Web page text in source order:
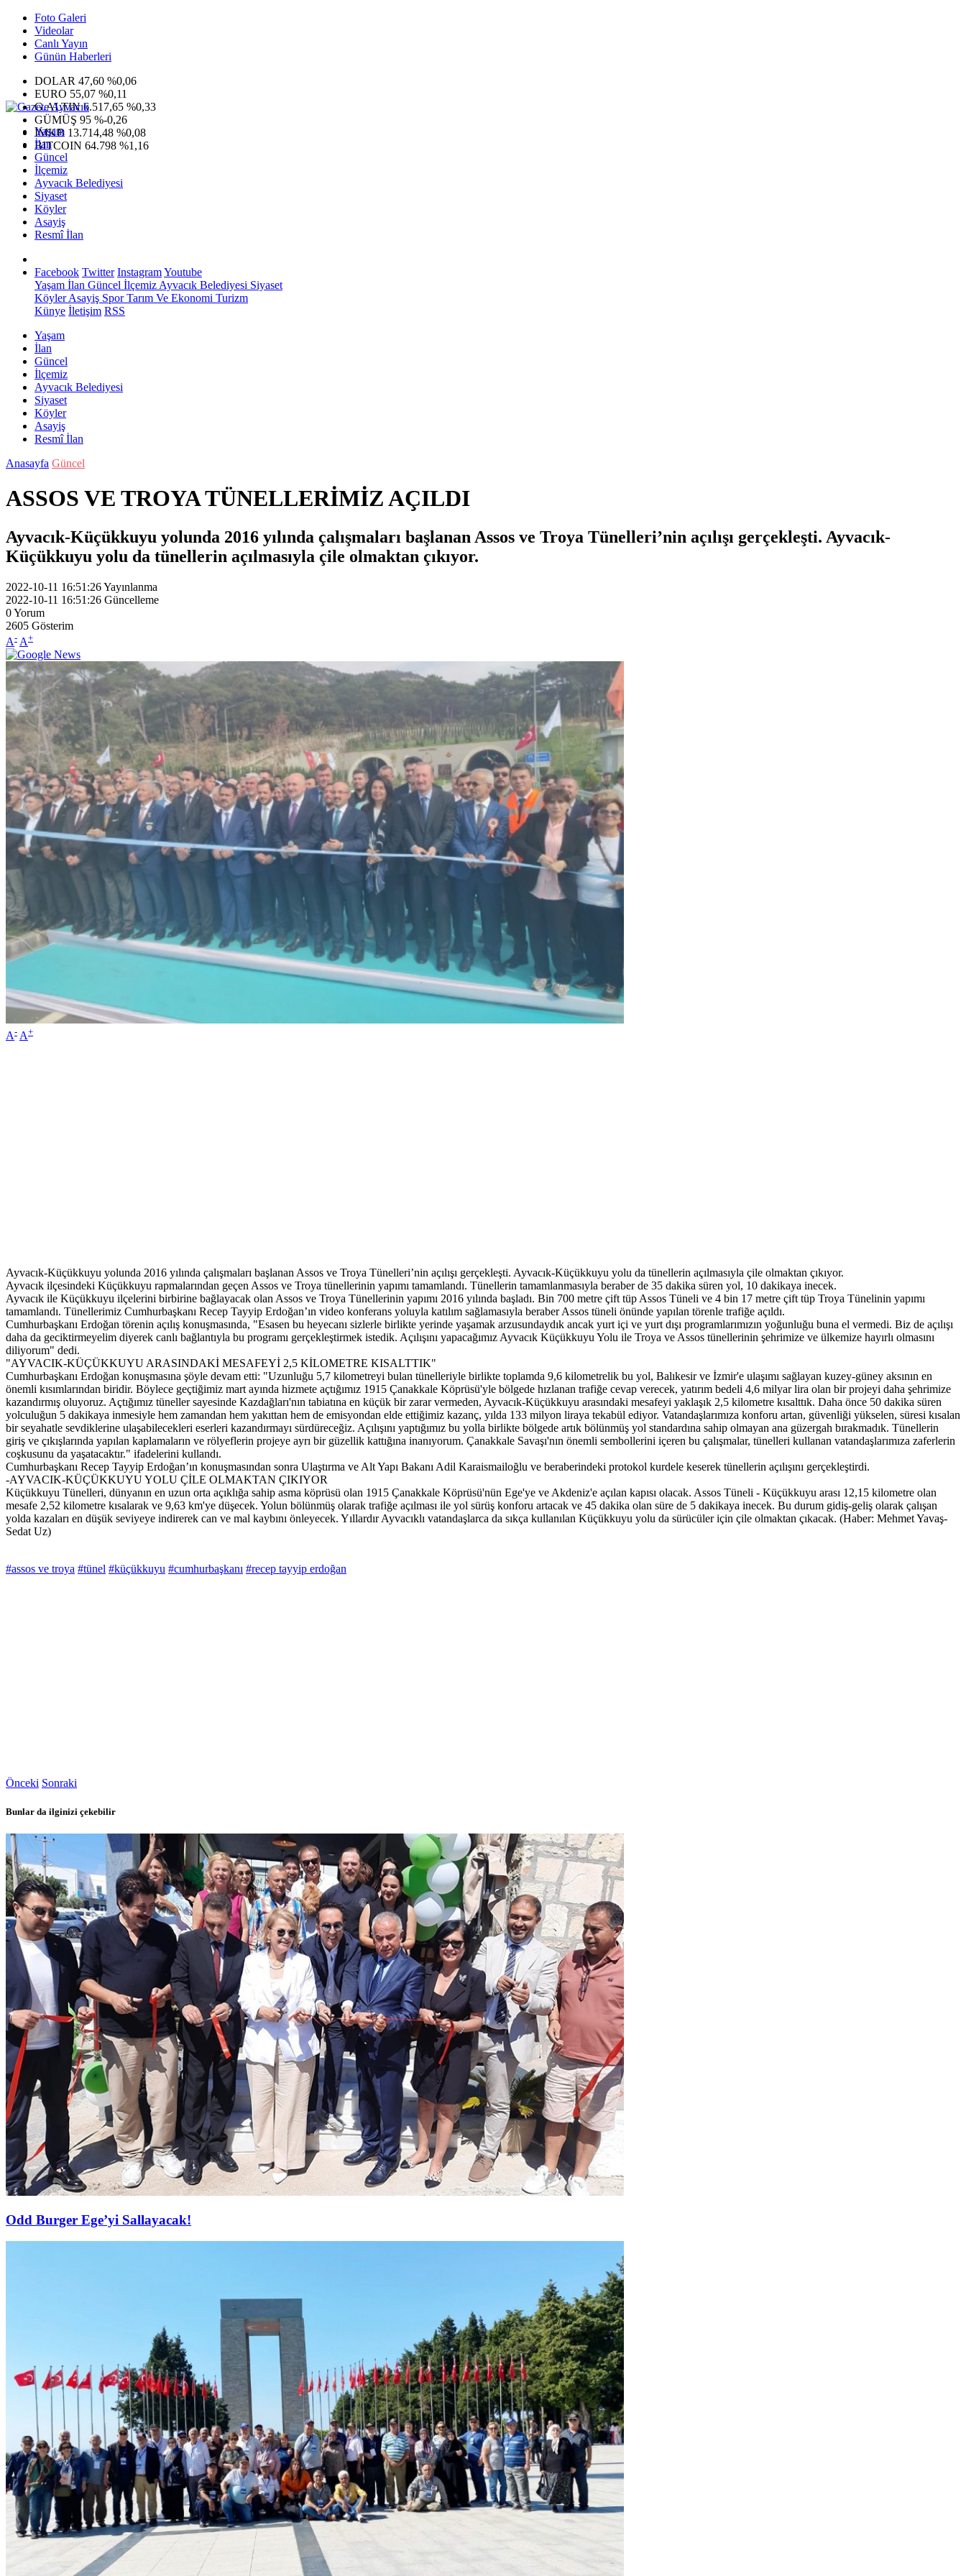
Foto Galeri
Videolar
Canlı Yayın
Günün Haberleri
DOLAR 47,60 %0,06
EURO 55,07 %0,11
G.ALTIN6.517,65 %0,33
GÜMÜŞ 95 %-0,26
IMKB 13.714,48 %0,08
BITCOIN 64.798 %1,16
Yaşam
İlan
Güncel
İlçemiz
Ayvacık Belediyesi
Siyaset
Köyler
Asayiş
Resmî İlan
Facebook Twitter InstagramYoutube
Yaşam İlan Güncel İlçemiz Ayvacık Belediyesi Siyaset
KöylerAsayiş SporTarım Ve Ekonomi Turizm
Künye İletişim RSS
Yaşam
İlan
Güncel
İlçemiz
Ayvacık Belediyesi
Siyaset
Köyler
Asayiş
Resmî İlan
Anasayfa Güncel
ASSOS VE TROYA TÜNELLERİMİZ AÇILDI
Ayvacık-Küçükkuyu yolunda 2016 yılında çalışmaları başlanan Assos ve Troya Tünelleri’nin açılışı gerçekleşti. Ayvacık-
Küçükkuyu yolu da tünellerin açılmasıyla çile olmaktan çıkıyor.
2022-10-11 16:51:26Yayınlanma
2022-10-11 16:51:26 Güncelleme
0Yorum
2605 Gösterim
A- A+
A- A+
Ayvacık-Küçükkuyu yolunda 2016 yılında çalışmaları başlanan Assos ve Troya Tünelleri’nin açılışı gerçekleşti. Ayvacık-Küçükkuyu yolu da tünellerin açılmasıyla çile olmaktan çıkıyor.
Ayvacık ilçesindeki Küçükkuyu rapmalarından geçen Assos ve Troya tünellerinin yapımı tamamlandı. Tünellerin tamamlanmasıyla beraber de 35 dakika süren yol, 10 dakikaya inecek.
Ayvacık ile Küçükkuyu ilçelerini birbirine bağlayacak olan Assos ve Troya Tünellerinin yapımı 2016 yılında başladı. Bin 700 metre çift tüp Assos Tüneli ve 4 bin 17 metre çift tüp Troya Tünelinin yapımı
tamamlandı. Tünellerimiz Cumhurbaşkanı Recep Tayyip Erdoğan’ın video konferans yoluyla katılım sağlamasıyla beraber Assos tüneli önünde yapılan törenle trafiğe açıldı.
Cumhurbaşkanı Erdoğan törenin açılış konuşmasında, "Esasen bu heyecanı sizlerle birlikte yerinde yaşamak arzusundaydık ancak yurt içi ve yurt dışı programlarımızın yoğunluğu buna el vermedi. Biz de açılışı
daha da geciktirmeyelim diyerek canlı bağlantıyla bu programı gerçekleştirmek istedik. Açılışını yapacağımız Ayvacık Küçükkuyu Yolu ile Troya ve Assos tünellerinin şehrimize ve ülkemize hayırlı olmasını
diliyorum" dedi.
"AYVACIK-KÜÇÜKKUYU ARASINDAKİ MESAFEYİ 2,5 KİLOMETRE KISALTTIK"
Cumhurbaşkanı Erdoğan konuşmasına şöyle devam etti: "Uzunluğu 5,7 kilometreyi bulan tünelleriyle birlikte toplamda 9,6 kilometrelik bu yol, Balıkesir ve İzmir'e ulaşımı sağlayan kuzey-güney aksının en
önemli kısımlarından biridir. Böylece geçtiğimiz mart ayında hizmete açtığımız 1915 Çanakkale Köprüsü'yle bölgede hızlanan trafiğe cevap verecek, yatırım bedeli 4,6 milyar lira olan bir projeyi daha şehrimize
kazandırmış oluyoruz. Açtığımız tüneller sayesinde Kazdağları'nın tabiatına en küçük bir zarar vermeden, Ayvacık-Küçükkuyu arasındaki mesafeyi yaklaşık 2,5 kilometre kısalttık. Daha önce 50 dakika süren
yolculuğun 5 dakikaya inmesiyle hem zamandan hem yakıttan hem de emisyondan elde ettiğimiz kazanç, yılda 133 milyon liraya tekabül ediyor. Vatandaşlarımıza konforu artan, güvenliği yükselen, süresi kısalan
bir seyahatle sevdiklerine ulaşabilecekleri eserleri kazandırmayı sürdüreceğiz. Açılışını yaptığımız bu yolla birlikte bölgede artık bölünmüş yol standardına sahip olmayan ana güzergah bırakmadık. Tünellerin
giriş ve çıkışlarında yapılan kaplamaların ve rölyeflerin projeye ayrı bir güzellik kattığına inanıyorum. Çanakkale Savaşı'nın önemli sembollerini içeren bu çalışmalar, tünelleri kullanan vatandaşlarımıza zaferlerin
coşkusunu da yaşatacaktır." ifadelerini kullandı.
Cumhurbaşkanı Recep Tayyip Erdoğan’ın konuşmasından sonra Ulaştırma ve Alt Yapı Bakanı Adil Karaismailoğlu ve beraberindeki protokol kurdele keserek tünellerin açılışını gerçekleştirdi.
-AYVACIK-KÜÇÜKKUYU YOLU ÇİLE OLMAKTAN ÇIKIYOR
Küçükkuyu Tünelleri, dünyanın en uzun orta açıklığa sahip asma köprüsü olan 1915 Çanakkale Köprüsü'nün Ege'ye ve Akdeniz'e açılan kapısı olacak. Assos Tüneli - Küçükkuyu arası 12,15 kilometre olan
mesafe 2,52 kilometre kısalarak ve 9,63 km'ye düşecek. Yolun bölünmüş olarak trafiğe açılması ile yol sürüş konforu artacak ve 45 dakika olan süre de 5 dakikaya inecek. Bu durum gidiş-geliş olarak çalışan
yolda kazaları en düşük seviyeye indirerek can ve mal kaybını önleyecek. Yıllardır Ayvacıklı vatandaşlarca da sıkça kullanılan Küçükkuyu yolu da sürücüler için çile olmaktan çıkacak. (Haber: Mehmet Yavaş-
Sedat Uz)
#assos ve troya #tünel #küçükkuyu #cumhurbaşkanı #recep tayyip erdoğan
Önceki Sonraki
Bunlar da ilginizi çekebilir
Odd Burger Ege’yi Sallayacak!